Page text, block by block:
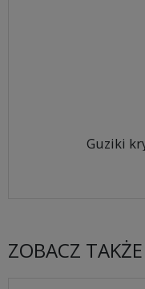
Guziki
ZOBACZ TAKŻE